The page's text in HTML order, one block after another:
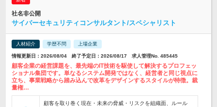
社名非公開
サイバーセキュリティコンサルタント/スペシャリスト
人材紹介 学歴不問 上場企業
情報更新日：2026/08/04 終了予定日：2026/08/17 求人管理No. 485445
顧客企業の経営課題を、最先端のIT技術を駆使して解決するプロフェッ
ショナル集団です。単なるシステム開発ではなく、経営者と同じ視点に
立ち、事業戦略から踏み込んで改革をデザインするスタイルが特徴。裁
量権…
顧客を取り巻く現在・未来の脅威・リスクを組織面、ルール